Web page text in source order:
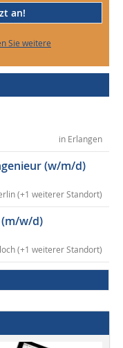
an!
Sie weitere
in Erlangen
(w/m/d)
(+1 weiterer Standort)
w/d)
(+1 weiterer Standort)